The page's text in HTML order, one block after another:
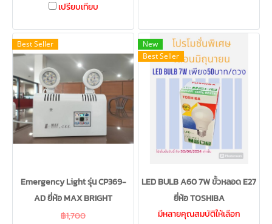
เปรียบเทียบ
Best Seller
Emergency Light รุ่น CP369-
AD ยี่ห้อ MAX BRIGHT
฿1,700
New
Best Seller
LED BULB A60 7W ขั้วหลอด E27
ยี่ห้อ TOSHIBA
มีหลายคุณสมบัติให้เลือก